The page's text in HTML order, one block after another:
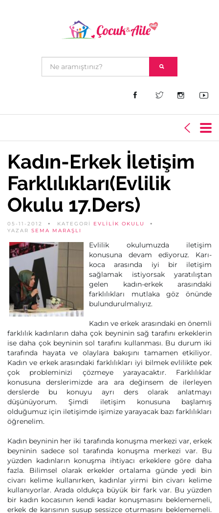
Kadın-Erkek İletişim
Farklılıkları(Evlilik
Okulu 17.Ders)
05-11-2012 KATEGORİ EVLILIK OKULU
YAZAR SEMA MARAŞLI
Evlilik okulumuzda iletişim
konusuna devam ediyoruz. Karı-
koca arasında iyi bir iletişim
sağlamak istiyorsak yaratılıştan
gelen kadın-erkek arasındaki
farklılıkları mutlaka göz önünde
bulundurulmalıyız.
Kadın ve erkek arasındaki en önemli
farklılık kadınların daha çok beyninin sağ tarafını erkeklerin
ise daha çok beyninin sol tarafını kullanması. Bu durum iki
tarafında hayata ve olaylara bakışını tamamen etkiliyor.
Kadın ve erkek arasındaki farklılıkları iyi bilmek evlilikte pek
çok probleminizi çözmeye yarayacaktır. Farklılıklar
konusuna derslerimizde ara ara değinsem de ilerleyen
derslerde bu konuyu ayrı ders olarak anlatmayı
düşünüyorum. Şimdi iletişim konusuna başlamış
olduğumuz için iletişimde işimize yarayacak bazı farklılıkları
öğrenelim.
Kadın beyninin her iki tarafında konuşma merkezi var, erkek
beyninin sadece sol tarafında konuşma merkezi var. Bu
yüzden kadınların konuşma ihtiyacı erkeklere göre daha
fazla. Bilimsel olarak erkekler ortalama günde yedi bin
civarı kelime kullanırken, kadınlar yirmi bin civarı kelime
kullanıyorlar. Arada oldukça büyük bir fark var. Bu yüzden
bir kadın kocasının kendi kadar konuşmasını beklememeli,
erkek de karısının susup sessizce oturmasını beklememeli.